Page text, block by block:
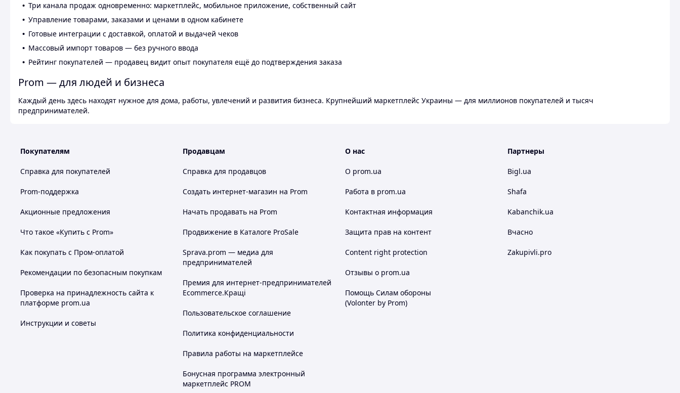
Три канала продаж одновременно: маркетплейс, мобильное приложение, собственный сайт
Управление товарами, заказами и ценами в одном кабинете
Готовые интеграции с доставкой, оплатой и выдачей чеков
Массовый импорт товаров — без ручного ввода
Рейтинг покупателей — продавец видит опыт покупателя ещё до подтверждения заказа
Prom — для людей и бизнеса
Каждый день здесь находят нужное для дома, работы, увлечений и развития бизнеса. Крупнейший маркетплейс Украины — для миллионов покупателей и тысяч
предпринимателей.
Покупателям
Справка для покупателей
Prom-поддержка
Акционные предложения
Что такое «Купить с Prom»
Как покупать с Пром-оплатой
Рекомендации по безопасным покупкам
Проверка на принадлежность сайта к
платформе prom.ua
Инструкции и советы
Продавцам
Справка для продавцов
Создать интернет-магазин на Prom
Начать продавать на Prom
Продвижение в Каталоге ProSale
Sprava.prom — медиа для
предпринимателей
Премия для интернет-предпринимателей
Ecommerce.Кращі
Пользовательское соглашение
Политика конфиденциальности
Правила работы на маркетплейсе
Бонусная программа электронный
маркетплейс PROM
О нас
О prom.ua
Работа в prom.ua
Контактная информация
Защита прав на контент
Content right protection
Отзывы о prom.ua
Помощь Силам обороны
(Volonter by Prom)
Партнеры
Bigl.ua
Shafa
Kabanchik.ua
Вчасно
Zakupivli.pro